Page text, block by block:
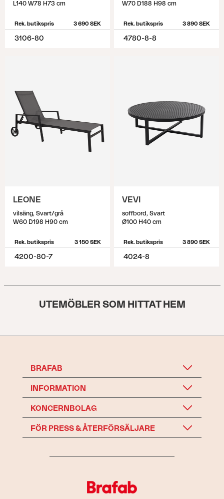
L140 W78 H73 cm
Rek. butikspris 3 690 SEK
3106-80
W70 D188 H98 cm
Rek. butikspris 3 890 SEK
4780-8-8
LEONE
vilsäng, Svart/grå
W60 D198 H90 cm
Rek. butikspris 3 150 SEK
4200-80-7
VEVI
soffbord, Svart
Ø100 H40 cm
Rek. butikspris 3 890 SEK
4024-8
UTEMÖBLER SOM HITTAT HEM
BRAFAB
INFORMATION
KONCERNBOLAG
FÖR PRESS & ÅTERFÖRSÄLJARE